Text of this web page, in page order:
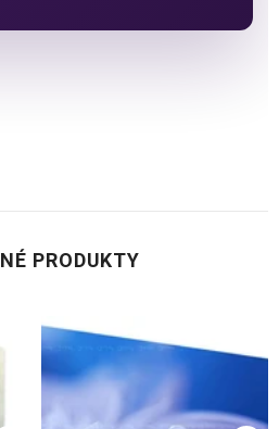
PRODUKTY